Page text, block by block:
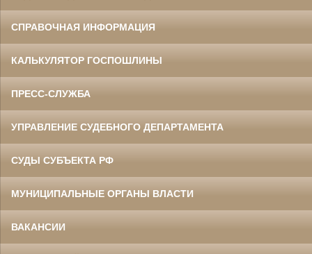
СПРАВОЧНАЯ ИНФОРМАЦИЯ
КАЛЬКУЛЯТОР ГОСПОШЛИНЫ
ПРЕСС-СЛУЖБА
УПРАВЛЕНИЕ СУДЕБНОГО ДЕПАРТАМЕНТА
СУДЫ СУБЪЕКТА РФ
МУНИЦИПАЛЬНЫЕ ОРГАНЫ ВЛАСТИ
ВАКАНСИИ